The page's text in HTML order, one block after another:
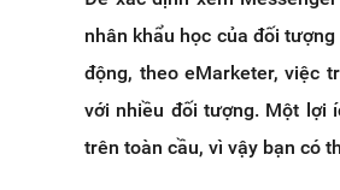
nhân khẩu học của đối
động, theo eMarketer, việc
với nhiều đối tượng. Một lợi
trên toàn cầu, vì vậy bạn có